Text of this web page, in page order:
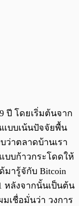
ปี โดยเริ่มต้นจาก
บบเน้นปัจจัยพื้น
ว่าตลาดบ้านเรา
บบก้าวกระโดดให้
มารู้จักับ Bitcoin
หลังจากนั้นเป็นต้น
เชื่อมั่นว่า วงการ